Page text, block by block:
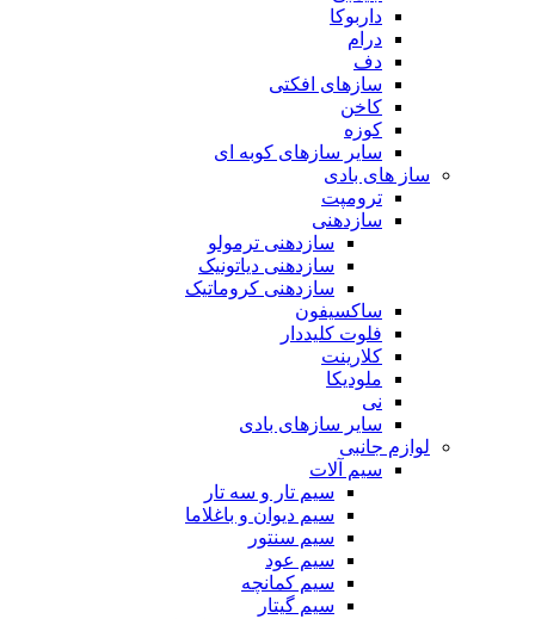
داربوکا
درام
دف
سازهای افکتی
کاخن
کوزه
سایر سازهای کوبه ای
ساز های بادی
ترومپت
سازدهنی
سازدهنی ترمولو
سازدهنی دیاتونیک
سازدهنی کروماتیک
ساکسیفون
فلوت کلیددار
کلارینت
ملودیکا
نی
سایر سازهای بادی
لوازم جانبی
سیم آلات
سیم تار و سه تار
سیم دیوان و باغلاما
سیم سنتور
سیم عود
سیم کمانچه
سیم گیتار